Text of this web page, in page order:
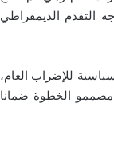
التقدم الديمقراطي
للإضراب العام،
مصممو الخطوة ضمانا